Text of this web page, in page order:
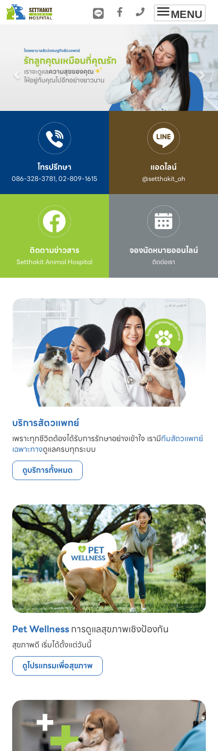
Toggle
navigation
MENU
โทรปรึกษา
086-328-3781, 02-809-1615
แอดไลน์
@setthakit_ah
ติดตามข่าวสาร
Setthakit Animal Hospital
จองนัดหมายออนไลน์
ติดต่อเรา
บริการสัตวแพทย์
เพราะทุกชีวิตต้องได้รับการรักษาอย่างเข้าใจ เรามีทีมสัตวแพทย์
เฉพาะทางดูแลครบทุกระบบ
ดูบริการทั้งหมด
Pet Wellnessการดูแลสุขภาพเชิงป้องกัน
สุขภาพดี เริ่มได้ตั้งแต่วันนี้
ดูโปรแกรมเพื่อสุขภาพ